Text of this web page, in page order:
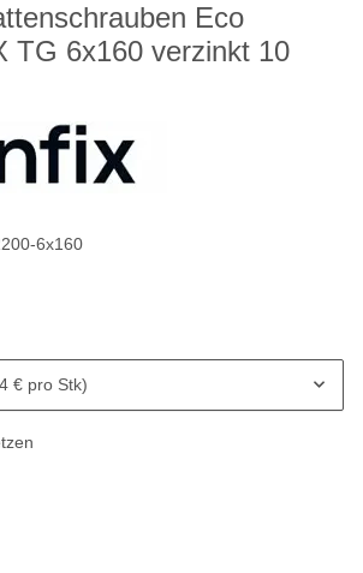
Eco
TG 6x160 verzinkt 10
6x160
€ pro Stk)